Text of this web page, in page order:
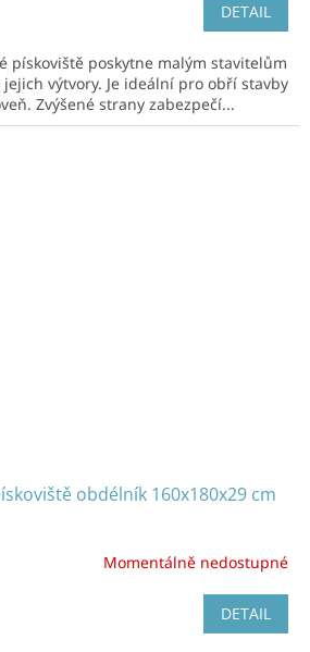
DETAIL
pískoviště poskytne malým stavitelům
výtvory. Je ideální pro obří stavby
Zvýšené strany zabezpečí...
obdélník 160x180x29 cm
Momentálně nedostupné
DETAIL